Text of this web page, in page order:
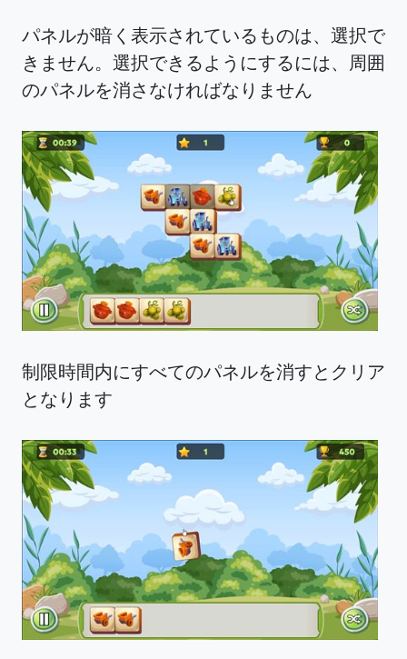
パネルが暗く表示されているものは、選択で
きません。選択できるようにするには、周囲
のパネルを消さなければなりません
制限時間内にすべてのパネルを消すとクリア
となります